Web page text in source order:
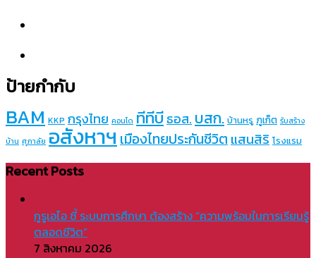
ป้ายกำกับ
BAM KKP กรุงไทย คอนโด ทีทีบีธอส. บสก. บ้านหรู ภูเก็ต รับสร้าง
บ้าน ศุภาลัย อสังหาฯเมืองไทยประกันชีวิต แสนสิริ โรงแรม
Recent Posts
กูรูเอไอ ชี้ ระบบการศึกษา ต้องสร้าง “ความพร้อมในการเรียนรู้
ตลอดชีวิต”
7 สิงหาคม 2026